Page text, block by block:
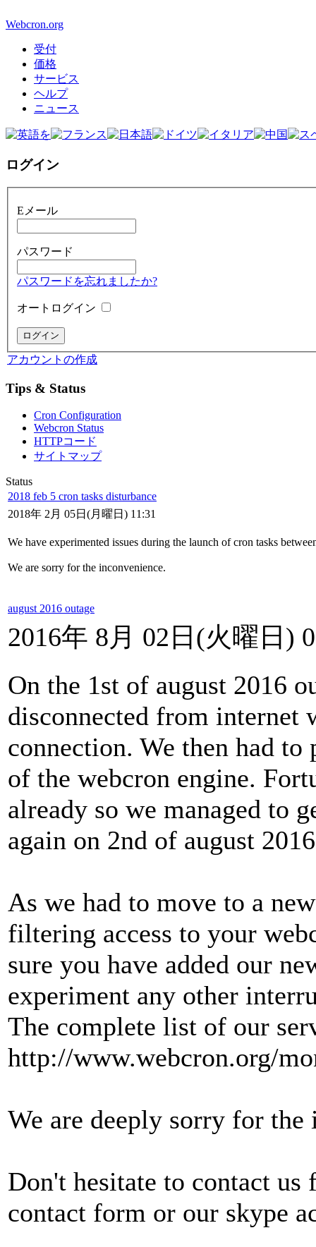
Webcron.org
受付
価格
サービス
ヘルプ
ニュース
ログイン
Eメール
パスワード
パスワードを忘れましたか?
オートログイン
アカウントの作成
Tips & Status
Cron Configuration
Webcron Status
HTTPコード
サイトマップ
Status
2018 feb 5 cron tasks disturbance
2018年 2月 05日(月曜日) 11:31
We have experimented issues during the launch of cron tasks
We are sorry for the inconvenience.
august 2016 outage
2016年 8月 02日(火曜日)
On the 1st of august 2016
disconnected from internet
connection. We then had
of the webcron engine.
already so we managed to
again on 2nd of august
As we had to move to a
filtering access to your
sure you have added our
experiment any other
The complete list of our
http://www.webcron.org/
We are deeply sorry for the
Don't hesitate to contact
contact form or our skype